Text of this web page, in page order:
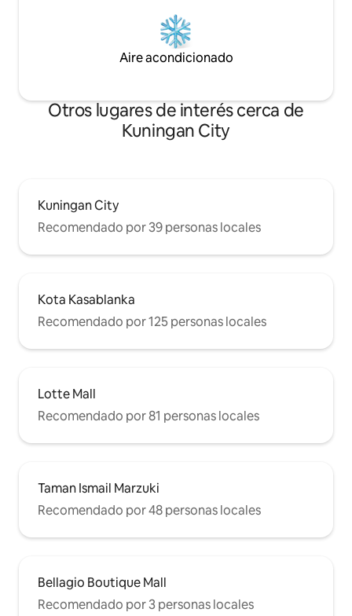
Aire acondicionado
Otros lugares de interés cerca de
Kuningan City
Kuningan City
Recomendado por 39 personas locales
Kota Kasablanka
Recomendado por 125 personas locales
Lotte Mall
Recomendado por 81 personas locales
Taman Ismail Marzuki
Recomendado por 48 personas locales
Bellagio Boutique Mall
Recomendado por 3 personas locales